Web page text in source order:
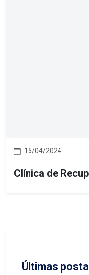
15/04/2024
Clínica de
Últimas